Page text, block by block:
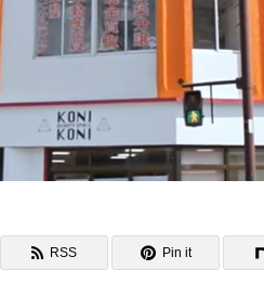
RSS Pin it